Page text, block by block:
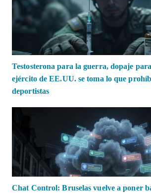
Testosterona para la guerra, dopaje
ejército de EE.UU. se toma lo que
deportistas
Chat Control: Bruselas vuelve a poner